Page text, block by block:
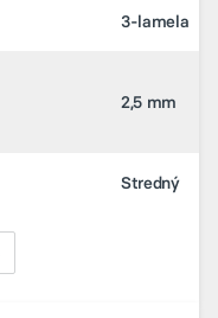
3-lamela
2,5 mm
Stredný
3-lamela
2,5 mm
Stredný